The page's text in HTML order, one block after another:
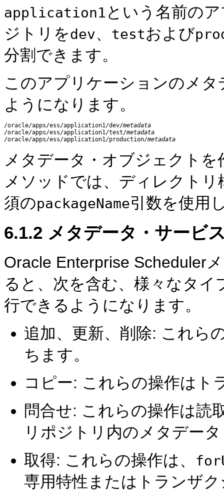
application1 という名前の
ジトリをdev、 testおよび
分割できます。
このアプリケーションのメ
ようになります。
/oracle/apps/ess/application1/dev/metadata
/oracle/apps/ess/application1/test/metadata
/oracle/apps/ess/application1/production/metadata
メタデータ・オブジェクト
メソッドでは、ディレクト
須のpackageName引数を使用
6.1.2 メタデータ・サービ
Oracle Enterprise Scheduler
ると、次を含む、様々なタ
行できるようになります。
追加、更新、削除: これら
ちます。
コピー: これらの操作はト
問合せ: これらの操作は読
リポジトリ内のメタデー
取得: これらの操作は、
専用特性またはトランザ